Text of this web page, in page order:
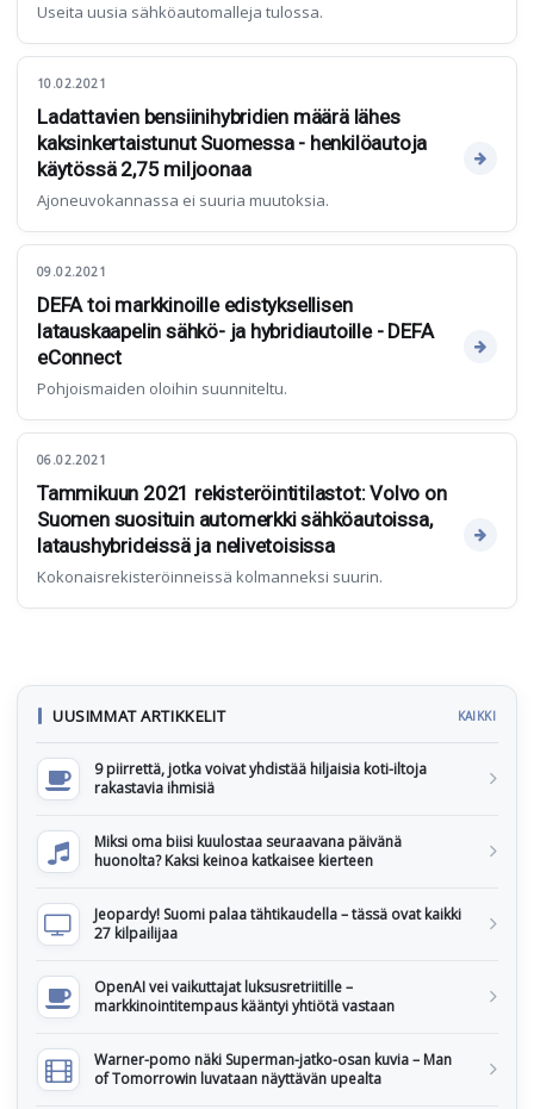
Useita uusia sähköautomalleja tulossa.
10.02.2021
Ladattavien bensiinihybridien määrä lähes
kaksinkertaistunut Suomessa - henkilöautoja
käytössä 2,75 miljoonaa
Ajoneuvokannassa ei suuria muutoksia.
09.02.2021
DEFA toi markkinoille edistyksellisen
latauskaapelin sähkö- ja hybridiautoille - DEFA
eConnect
Pohjoismaiden oloihin suunniteltu.
06.02.2021
Tammikuun 2021 rekisteröintitilastot: Volvo on
Suomen suosituin automerkki sähköautoissa,
lataushybrideissä ja nelivetoisissa
Kokonaisrekisteröinneissä kolmanneksi suurin.
UUSIMMAT ARTIKKELIT KAIKKI
9 piirrettä, jotka voivat yhdistää hiljaisia koti-iltoja
rakastavia ihmisiä
Miksi oma biisi kuulostaa seuraavana päivänä
huonolta? Kaksi keinoa katkaisee kierteen
Jeopardy! Suomi palaa tähtikaudella – tässä ovat kaikki
27 kilpailijaa
OpenAI vei vaikuttajat luksusretriitille –
markkinointitempaus kääntyi yhtiötä vastaan
Warner-pomo näki Superman-jatko-osan kuvia – Man
of Tomorrowin luvataan näyttävän upealta